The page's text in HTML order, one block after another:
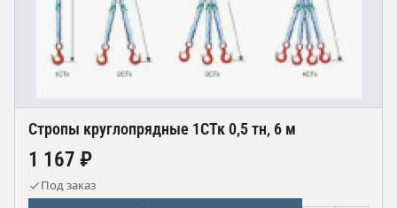
Стропы круглопрядные 1СТк 0,5 тн, 6 м
1 167 ₽
Под заказ